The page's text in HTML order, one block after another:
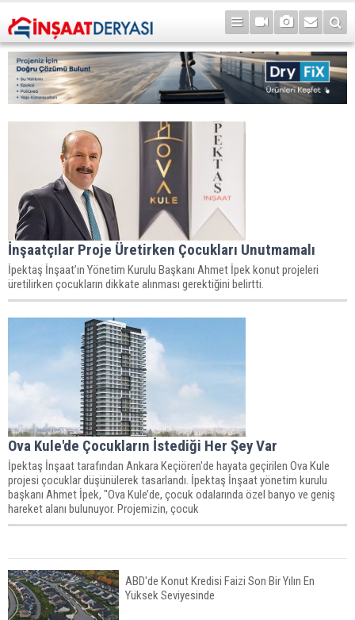
İnşaatçılar Proje Üretirken Çocukları Unutmamalı
İpektaş İnşaat’ın Yönetim Kurulu Başkanı Ahmet İpek konut projeleri
üretilirken çocukların dikkate alınması gerektiğini belirtti.
Ova Kule'de Çocukların İstediği Her Şey Var
İpektaş İnşaat tarafından Ankara Keçiören'de hayata geçirilen Ova Kule
projesi çocuklar düşünülerek tasarlandı. İpektaş İnşaat yönetim kurulu
başkanı Ahmet İpek, "Ova Kule’de, çocuk odalarında özel banyo ve geniş
hareket alanı bulunuyor. Projemizin, çocuk
ABD'de Konut Kredisi Faizi Son Bir Yılın En
Yüksek Seviyesinde